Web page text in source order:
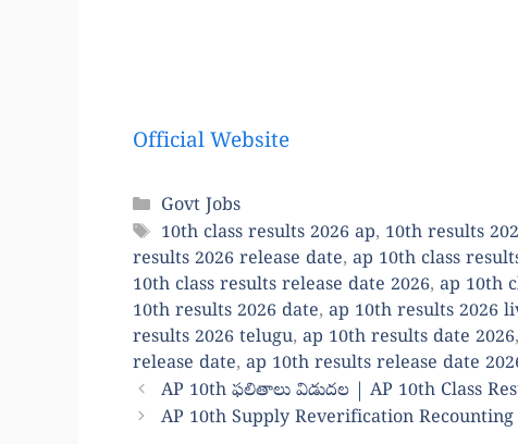
Official Website
Categories
Govt Jobs
Tags
10th class results 2026 ap, 10th results
results 2026 release date, ap 10th class
10th class results release date 2026, ap 10th
10th results 2026 date, ap 10th results 2026
results 2026 telugu, ap 10th results date 2026,
release date, ap 10th results release date
AP 10th ఫలితాలు విడుదల | AP 10th Class
AP 10th Supply Reverification Recounting